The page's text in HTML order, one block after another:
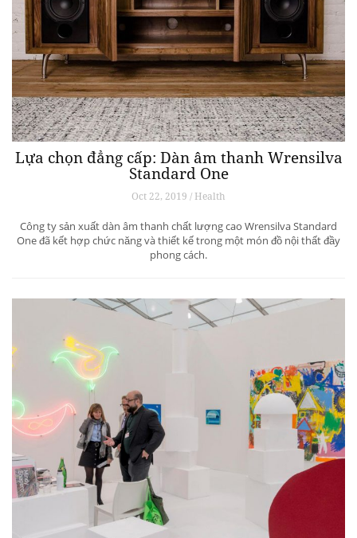
Lựa chọn đẳng cấp: Dàn âm thanh Wrensilva
Standard One
Oct 22, 2019 / Health
Công ty sản xuất dàn âm thanh chất lượng cao Wrensilva Standard
One đã kết hợp chức năng và thiết kế trong một món đồ nội thất đầy
phong cách.